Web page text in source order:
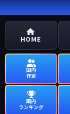
HOME
国内
作家
国内
ランキング